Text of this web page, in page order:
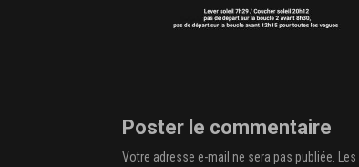
Poster le commentaire
Votre adresse e-mail ne sera pas publiée.